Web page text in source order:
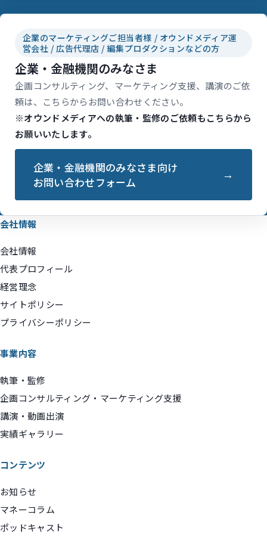
企業のマーケティングご担当者様 / オウンドメディア運
営会社 / 広告代理店 / 編集プロダクションなどの方
企業・金融機関のみなさま
企画コンサルティング、マーケティング支援、講演のご依
頼は、こちらからお問い合わせください。
※オウンドメディアへの執筆・監修のご依頼もこちらから
お願いいたします。
企業・金融機関のみなさま向け
お問い合わせフォーム
会社情報
会社情報
代表プロフィール
経営理念
サイトポリシー
プライバシーポリシー
事業内容
執筆・監修
企画コンサルティング・マーケティング支援
講演・動画出演
実績ギャラリー
コンテンツ
お知らせ
マネーコラム
ポッドキャスト